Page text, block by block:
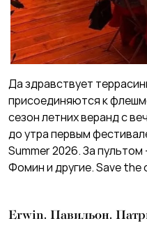
Да здравствует
присоединяются к
сезон летних веранд с
до утра первым
Summer 2026. За
Фомин и другие. Save the
Erwin. Павильон.